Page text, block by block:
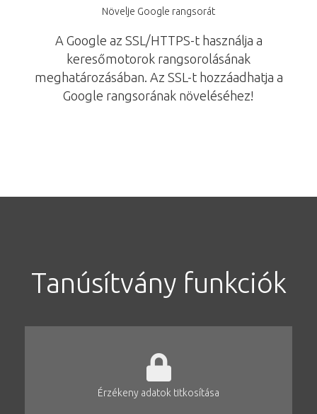
Növelje Google rangsorát
A Google az SSL/HTTPS-t használja a
keresőmotorok rangsorolásának
meghatározásában. Az SSL-t hozzáadhatja a
Google rangsorának növeléséhez!
Tanúsítvány funkciók
Érzékeny adatok titkosítása